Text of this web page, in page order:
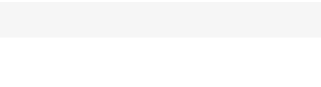
ありますので、あらかじめご了承ください。